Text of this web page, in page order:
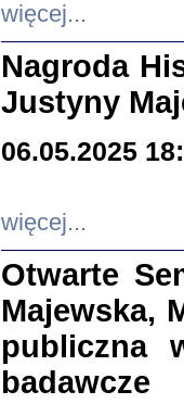
więcej...
Nagroda
Justyny
06.05.2025
więcej...
Otwarte
Majewska,
publiczna
badawcze